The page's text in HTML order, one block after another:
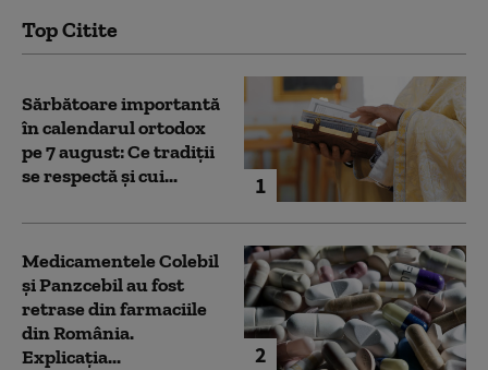
Top Citite
1
Sărbătoare importantă
în calendarul ortodox
pe 7 august: Ce tradiții
se respectă și cui...
2
Medicamentele Colebil
și Panzcebil au fost
retrase din farmaciile
din România.
Explicația...